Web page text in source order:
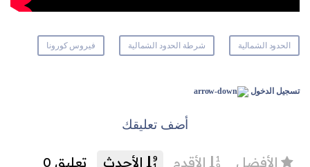
الحدود الشمالية شرطة الحدود الشمالية فيروس كورونا
تسجيل الدخول
أضف تعليقك